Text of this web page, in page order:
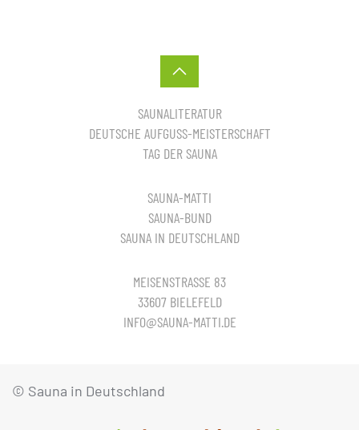
SAUNALITERATUR
DEUTSCHE AUFGUSS-MEISTERSCHAFT
TAG DER SAUNA
SAUNA-MATTI
SAUNA-BUND
SAUNA IN DEUTSCHLAND
MEISENSTRASSE 83
33607 BIELEFELD
INFO@SAUNA-MATTI.DE
© Sauna in Deutschland